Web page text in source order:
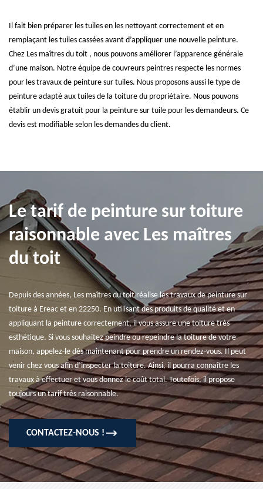
Il fait bien préparer les tuiles en les nettoyant correctement et en
remplaçant les tuiles cassées avant d’appliquer une nouvelle peinture.
Chez Les maîtres du toit , nous pouvons améliorer l’apparence générale
d’une maison. Notre équipe de couvreurs peintres respecte les normes
pour les travaux de peinture sur tuiles. Nous proposons aussi le type de
peinture adapté aux tuiles de la toiture du propriétaire. Nous pouvons
établir un devis gratuit pour la peinture sur tuile pour les demandeurs. Ce
devis est modifiable selon les demandes du client.
Le tarif de peinture sur toiture
raisonnable avec Les maîtres
du toit
Depuis des années, Les maîtres du toit réalise les travaux de peinture sur
toiture à Ereac et en 22250. En utilisant des produits de qualité et en
appliquant la peinture correctement, il vous assure une toiture très
esthétique. Si vous souhaitez peindre ou repeindre la toiture de votre
maison, appelez-le dès maintenant pour prendre un rendez-vous. Il peut
venir chez vous afin d’inspecter la toiture. Ainsi, il pourra connaître les
travaux à effectuer et vous donnez le coût total. Toutefois, il propose
toujours un tarif très raisonnable.
CONTACTEZ-NOUS !